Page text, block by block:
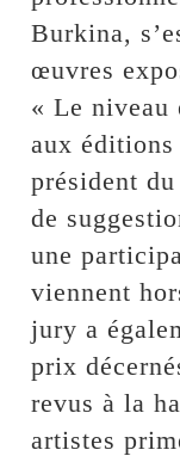
Burkina,
œuvres
« Le niveau
aux éditions
président
de
une
viennent
jury a
prix
revus à la
artistes